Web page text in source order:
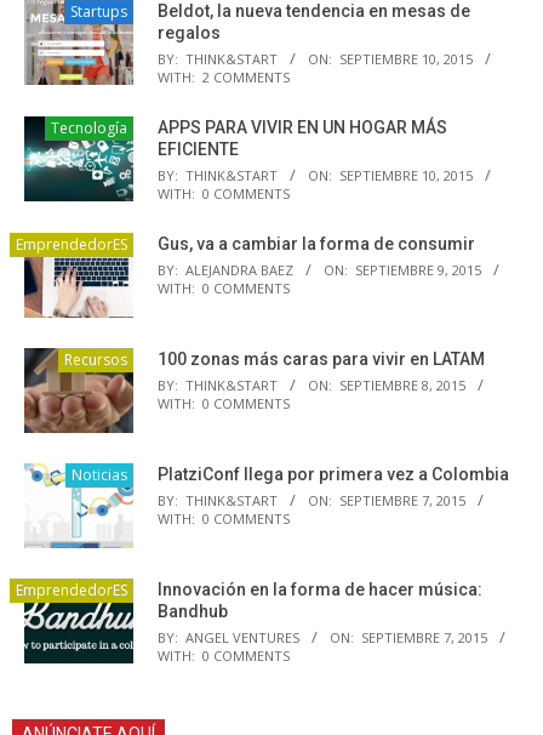
Startups
Beldot, la nueva tendencia en mesas de
regalos
BY: THINK&START ON: SEPTIEMBRE 10, 2015
WITH: 2 COMMENTS
Tecnología
APPS PARA VIVIR EN UN HOGAR MÁS
EFICIENTE
BY: THINK&START ON: SEPTIEMBRE 10, 2015
WITH: 0 COMMENTS
EmprendedorES Gus, va a cambiar la forma de consumir
BY: ALEJANDRA BAEZ ON: SEPTIEMBRE 9, 2015
WITH: 0 COMMENTS
Recursos 100 zonas más caras para vivir en LATAM
BY: THINK&START ON: SEPTIEMBRE 8, 2015
WITH: 0 COMMENTS
Noticias PlatziConf llega por primera vez a Colombia
BY: THINK&START ON: SEPTIEMBRE 7, 2015
WITH: 0 COMMENTS
EmprendedorES
Innovación en la forma de hacer música:
Bandhub
BY: ANGEL VENTURES ON: SEPTIEMBRE 7, 2015
WITH: 0 COMMENTS